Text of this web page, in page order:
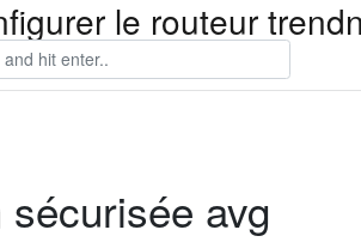
le routeur
avg